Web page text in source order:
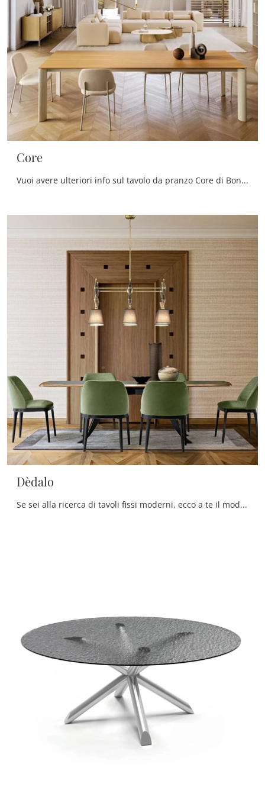
Core
Vuoi avere ulteriori info sul tavolo da pranzo Core di Bontempi? Clicca e ottieni informazioni sui modelli allungabili della marca.
Dèdalo
Se sei alla ricerca di tavoli fissi moderni, ecco a te il modello da pranzo in vetro Dèdalo dell'azienda Silvano Grifoni.